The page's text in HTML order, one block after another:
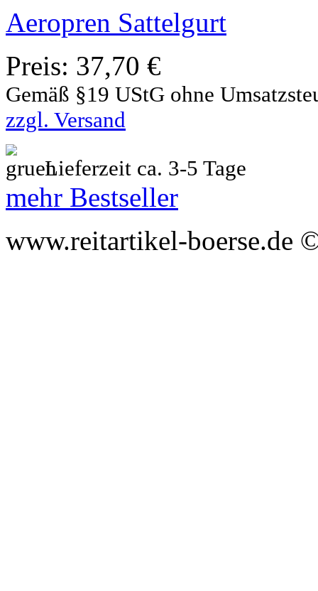
Aeropren Sattelgurt
Preis: 37,70 €
Gemäß §19 UStG ohne
zzgl. Versand
Lieferzeit ca. 3-5 Tage
mehr Bestseller
www.reitartikel-boerse.de